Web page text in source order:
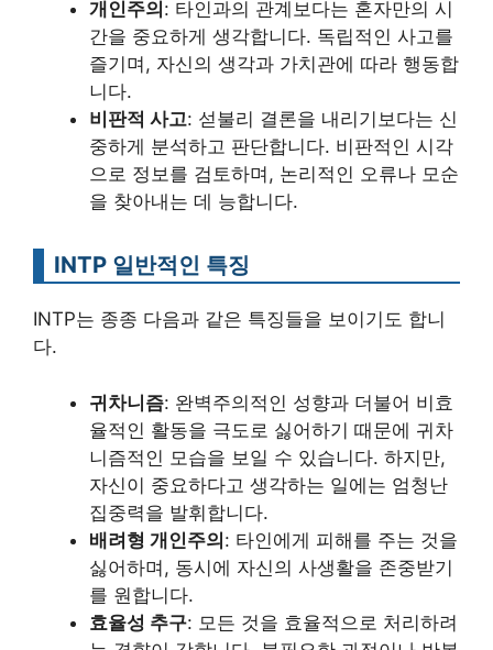
개인주의 : 타인과의 관계보다는 혼자만의 시
간을 중요하게 생각합니다. 독립적인 사고를
즐기며, 자신의 생각과 가치관에 따라 행동합
니다.
비판적 사고: 섣불리 결론을 내리기보다는 신
중하게 분석하고 판단합니다. 비판적인 시각
으로 정보를 검토하며, 논리적인 오류나 모순
을 찾아내는 데 능합니다.
INTP 일반적인 특징
INTP는 종종 다음과 같은 특징들을 보이기도 합니
다.
귀차니즘: 완벽주의적인 성향과 더불어 비효
율적인 활동을 극도로 싫어하기 때문에 귀차
니즘적인 모습을 보일 수 있습니다. 하지만,
자신이 중요하다고 생각하는 일에는 엄청난
집중력을 발휘합니다.
배려형 개인주의: 타인에게 피해를 주는 것을
싫어하며, 동시에 자신의 사생활을 존중받기
를 원합니다.
효율성 추구: 모든 것을 효율적으로 처리하려